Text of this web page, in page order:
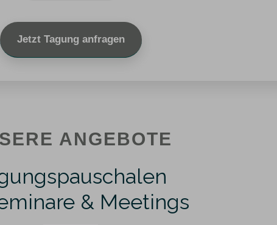
Jetzt Tagung anfragen
ANGEBOTE
& Meetings